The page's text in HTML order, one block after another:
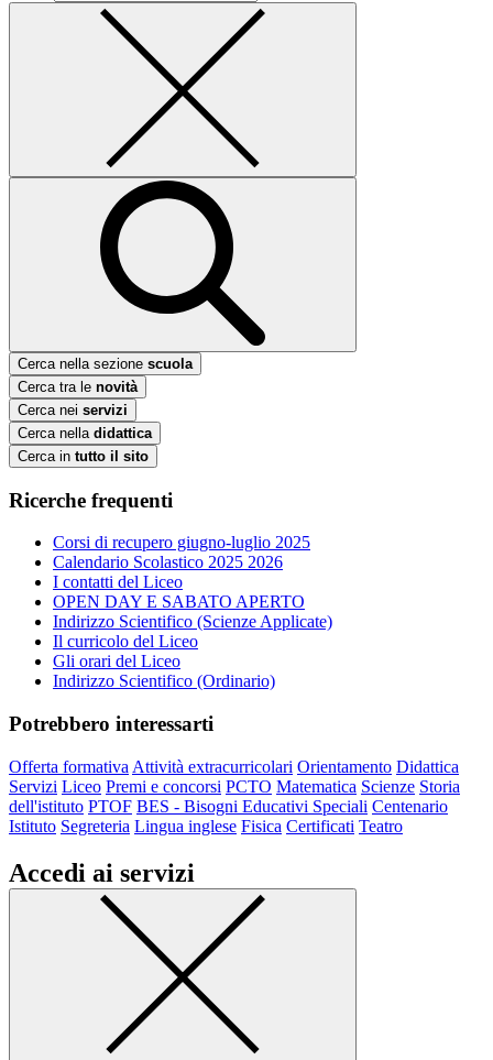
Cerca nella sezione scuola
Cerca tra le novità
Cerca nei servizi
Cerca nella didattica
Cerca in tutto il sito
Ricerche frequenti
Corsi di recupero giugno-luglio 2025
Calendario Scolastico 2025 2026
I contatti del Liceo
OPEN DAY E SABATO APERTO
Indirizzo Scientifico (Scienze Applicate)
Il curricolo del Liceo
Gli orari del Liceo
Indirizzo Scientifico (Ordinario)
Potrebbero interessarti
Offerta formativa Attività extracurricolari Orientamento Didattica
Servizi Liceo Premi e concorsi PCTO Matematica Scienze Storia
dell'istituto PTOF BES - Bisogni Educativi Speciali Centenario
Istituto Segreteria Lingua inglese Fisica Certificati Teatro
Accedi ai servizi